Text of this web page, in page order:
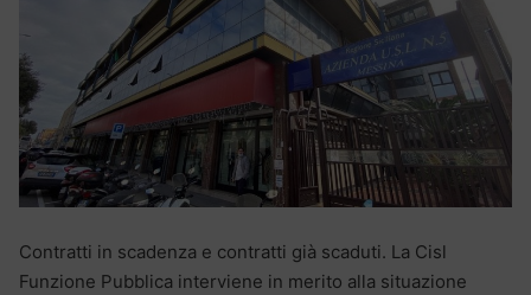
Contratti in scadenza e contratti già scaduti. La Cisl
Funzione Pubblica interviene in merito alla situazione